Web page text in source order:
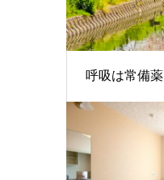
呼吸は常備薬